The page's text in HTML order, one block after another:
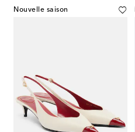
Nouvelle saison